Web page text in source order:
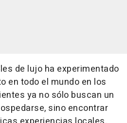
de lujo ha experimentado
en todo el mundo en los
ya no sólo buscan un
sino encontrar